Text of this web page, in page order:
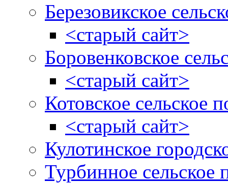
Березовикское
<старый сайт>
Боровенковское
<старый сайт>
Котовское сельское
<старый сайт>
Кулотинское
Турбинное сельское